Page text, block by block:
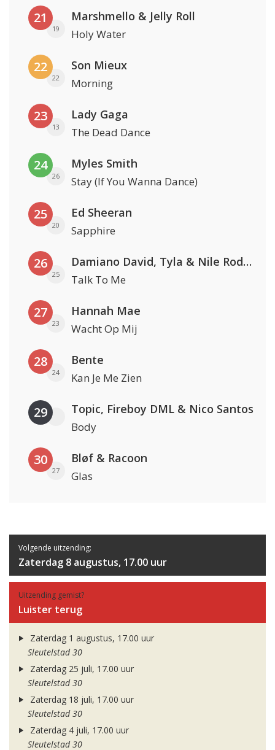
21
19
Marshmello & Jelly Roll
Holy Water
22
22
Son Mieux
Morning
23
13
Lady Gaga
The Dead Dance
24
26
Myles Smith
Stay (If You Wanna Dance)
25
20
Ed Sheeran
Sapphire
26
25
Damiano David, Tyla & Nile Rodgers
Talk To Me
27
23
Hannah Mae
Wacht Op Mij
28
24
Bente
Kan Je Me Zien
29 Topic, Fireboy DML & Nico Santos
Body
30
27
Bløf & Racoon
Glas
Volgende uitzending:
Zaterdag 8 augustus, 17.00 uur
Uitzending gemist?
Luister terug
Zaterdag 1 augustus, 17.00 uur
Sleutelstad 30
Zaterdag 25 juli, 17.00 uur
Sleutelstad 30
Zaterdag 18 juli, 17.00 uur
Sleutelstad 30
Zaterdag 4 juli, 17.00 uur
Sleutelstad 30